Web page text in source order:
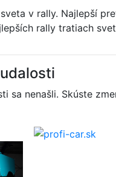
v rally. Najlepší
rally tratiach
sa nenašli. Skúste